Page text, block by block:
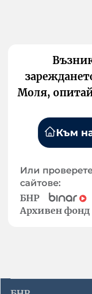
Моля,
Към
Или
сайтове:
БНР
Архивен фонд